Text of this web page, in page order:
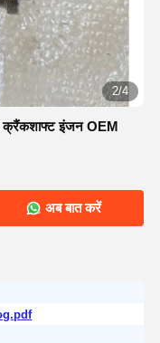
2/4
क्रैंकशाफ्ट इंजन OEM
अब बात करें